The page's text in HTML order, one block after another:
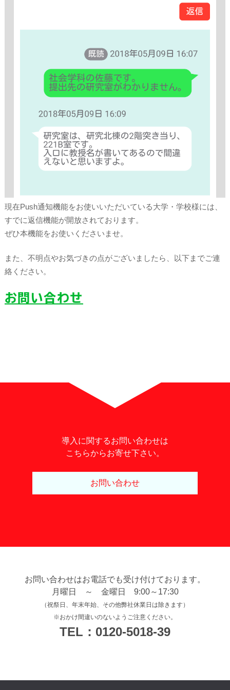
現在Push通知機能をお使いいただいている大学・学校様には、
すでに返信機能が開放されております。
ぜひ本機能をお使いくださいませ。
また、不明点やお気づきの点がございましたら、以下までご連
絡ください。
お問い合わせ
導入に関するお問い合わせは
こちらからお寄せ下さい。
お問い合わせ
お問い合わせはお電話でも受け付けております。
月曜日 ～ 金曜日 9:00～17:30
（祝祭日、年末年始、その他弊社休業日は除きます）
※おかけ間違いのないようご注意ください。
TEL：0120-5018-39